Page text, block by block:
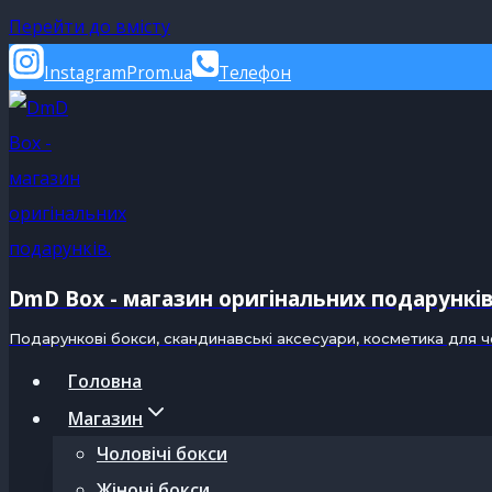
Перейти до вмісту
InstagramProm.ua Телефон
DmD Box - магазин оригінальних подарунків
Подарункові бокси, скандинавські аксесуари, косметика для
Головна
Магазин
Чоловічі бокси